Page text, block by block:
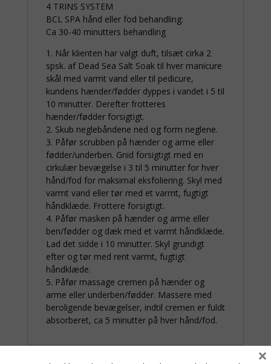
4 TRINS SYSTEM
BCL SPA hånd eller fod behandling:
Ca 30-40 minutters behandling
1. Når klienten har valgt duft, tilsæt cirka 2
spsk. af Dead Sea Salt Soak til hver manicure
skål med varmt vand eller til pedicure,
kundens hænder/fødder dyppes i vandet i 5 til
10 minutter. Derefter frotteres
hænder/fødder forsigtigt.
2. Skub neglebåndene ned og form neglene.
3. Påfør scrubben på hænder og arme eller
fødder/underben. Gnid forsigtigt med en
cirkulær bevægelse i 3 til 5 minutter for hver
hånd/fod for maksimal eksfoliering. Skyl med
varmt vand eller tør med et varmt, fugtigt
håndklæde. Frottere forsigtigt.
4. Påfør masken på hænder og arme eller
ben/fødder og dæk med et varmt håndklæde.
Lad det sidde i 10 minutter. Skyl grundigt
efter og tør med rent varmt, fugtigt
håndklæde.
5. Påfør massage cremen på hænder og
arme eller underben/fødder. Massere med
beroligende bevægelser, indtil cremen er fuldt
absorberet, ca 5 minutter på hver hånd/fod.
×